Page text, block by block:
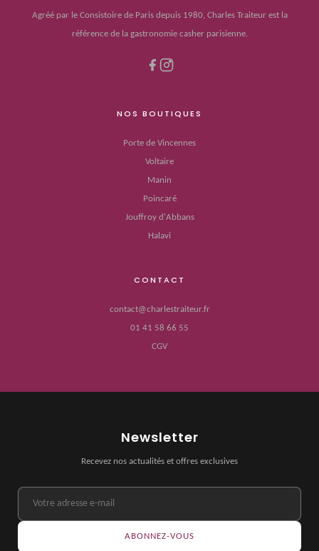
Agréé par le Consistoire de Paris depuis 1980, Charles Traiteur est la
référence de la gastronomie casher parisienne.
NOS BOUTIQUES
Porte de Vincennes
Voltaire
Manin
Poincaré
Jouffroy d'Abbans
Halavi
CONTACT
contact@charlestraiteur.fr
01 41 58 66 55
CGV
Newsletter
Recevez nos actualités et offres exclusives
ABONNEZ-VOUS